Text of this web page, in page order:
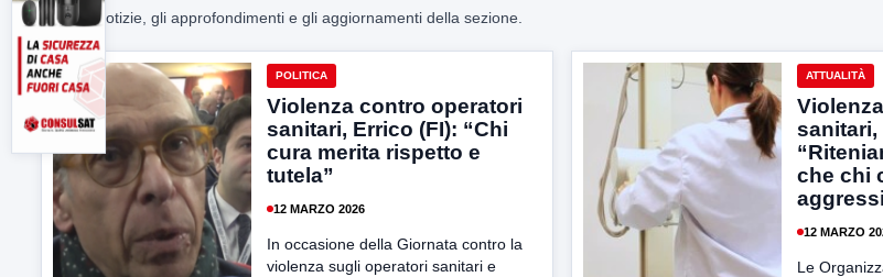
Tutte le notizie, gli approfondimenti e gli aggiornamenti della sezione.
POLITICA
Violenza contro operatori
sanitari, Errico (FI): “Chi
cura merita rispetto e
tutela”
12 MARZO 2026
In occasione della Giornata contro la
violenza sugli operatori sanitari e
ATTUALITÀ
sanitari,
che chi
12 MARZO
Le